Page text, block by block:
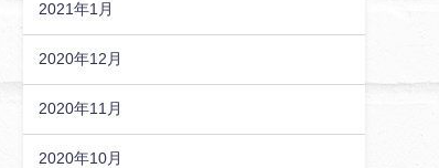
2021年1月
2020年12月
2020年11月
2020年10月